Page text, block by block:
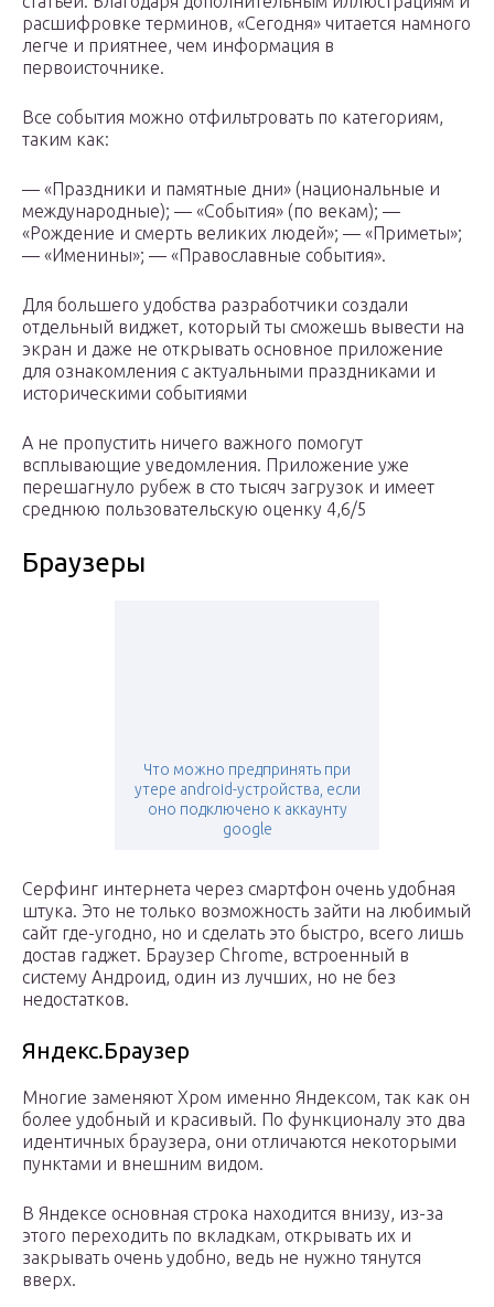
расшифровке терминов, «Сегодня» читается намного
легче и приятнее, чем информация в
первоисточнике.
Все события можно отфильтровать по категориям,
таким как:
— «Праздники и памятные дни» (национальные и
международные); — «События» (по векам); —
«Рождение и смерть великих людей»; — «Приметы»;
— «Именины»; — «Православные события».
Для большего удобства разработчики создали
отдельный виджет, который ты сможешь вывести на
экран и даже не открывать основное приложение
для ознакомления с актуальными праздниками и
историческими событиями
А не пропустить ничего важного помогут
всплывающие уведомления. Приложение уже
перешагнуло рубеж в сто тысяч загрузок и имеет
среднюю пользовательскую оценку 4,6/5
Браузеры
Что можно предпринять при
утере android-устройства, если
оно подключено к аккаунту
google
Серфинг интернета через смартфон очень удобная
штука. Это не только возможность зайти на любимый
сайт где-угодно, но и сделать это быстро, всего лишь
достав гаджет. Браузер Chrome, встроенный в
систему Андроид, один из лучших, но не без
недостатков.
Яндекс.Браузер
Многие заменяют Хром именно Яндексом, так как он
более удобный и красивый. По функционалу это два
идентичных браузера, они отличаются некоторыми
пунктами и внешним видом.
В Яндексе основная строка находится внизу, из-за
этого переходить по вкладкам, открывать их и
закрывать очень удобно, ведь не нужно тянутся
вверх.